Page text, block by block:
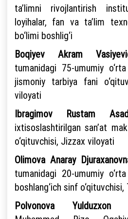
ta’limni rivojlantirish
loyihalar, fan va ta’lim
bo‘limi boshlig‘i
Boqiyev Akram
tumanidagi 75-umumiy
jismoniy tarbiya fani
viloyati
Ibragimov Rustam
ixtisoslashtirilgan san’at
o‘qituvchisi, Jizzax viloyati
Olimova Anaray
tumanidagi 20-umumiy
boshlang‘ich sinf
Polvonova Yulduzxon